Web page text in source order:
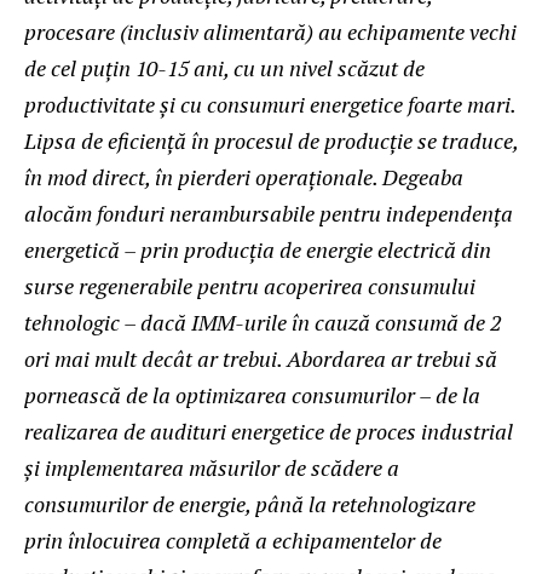
procesare (inclusiv alimentară) au echipamente vechi
de cel puțin 10-15 ani, cu un nivel scăzut de
productivitate și cu consumuri energetice foarte mari.
Lipsa de eficiență în procesul de producție se traduce,
în mod direct, în pierderi operaționale. Degeaba
alocăm fonduri nerambursabile pentru independența
energetică – prin producția de energie electrică din
surse regenerabile pentru acoperirea consumului
tehnologic – dacă IMM-urile în cauză consumă de 2
ori mai mult decât ar trebui. Abordarea ar trebui să
pornească de la optimizarea consumurilor – de la
realizarea de audituri energetice de proces industrial
și implementarea măsurilor de scădere a
consumurilor de energie, până la retehnologizare
prin înlocuirea completă a echipamentelor de